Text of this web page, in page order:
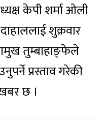
केपी शर्मा ओली
शुक्रवार
तुम्बाहाङ्फेले
प्रस्ताव गरेकी
छ ।